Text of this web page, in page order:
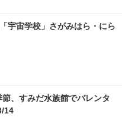
宇宙学校」さがみはら・にら
、すみだ水族館でバレンタ
14